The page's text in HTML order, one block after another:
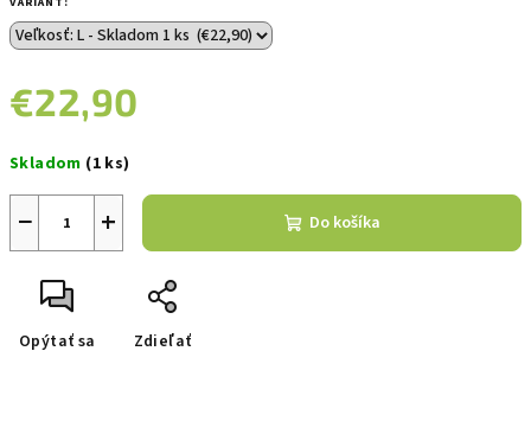
€22,90
cena:
Skladom (1 ks)
+
− Do košíka
Opýtať sa Zdieľať